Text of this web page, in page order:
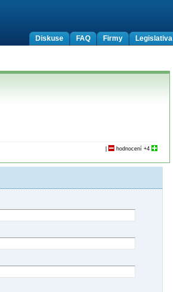
Legislativa
Firmy
FAQ
Diskuse
hodnocení +4